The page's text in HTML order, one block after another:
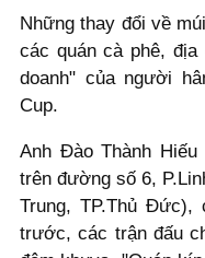
Những thay đổi về
các quán cà phê,
doanh" của người
Cup.
Anh Đào Thành
trên đường số 6,
Trung, TP.Thủ Đức),
trước, các trận đấu